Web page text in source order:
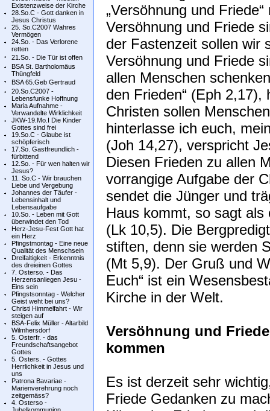
Existenzweise der Kirche
28.So.C - Gott danken in
Jesus Christus
25. So.C2007 Wahres
Vermögen
24.So. - Das Verlorene
retten
21.So. - Die Tür ist offen
BSA St. Bartholomäus
Thüngfeld
BSA 65.Geb Gertraud
20.So.C2007 -
Lebensfunke Hoffnung
Maria Aufnahme -
Verwandelte Wirklichkeit
JKW-19.Mo.I Die Kinder
Gottes sind frei
19.So.C - Glaube ist
schöpferisch
17.So. Gastfreundlich -
fürbittend
12.So. - Für wen halten wir
Jesus?
11. So.C - Wir brauchen
Liebe und Vergebung
Johannes der Täufer -
Lebensinhalt und
Lebensaufgabe
10.So. - Leben mit Gott
überwindet den Tod
Herz-Jesu-Fest Gott hat
ein Herz
Pfingstmontag - Eine neue
Qualität des Menschsein
Dreifaltigkeit - Erkenntnis
des dreieinen Gottes
7. Osterso. - Das
Herzensanliegen Jesu -
Eins sein
Pfingstsonntag - Welcher
Geist weht bei uns?
Christi Himmelfahrt - Wir
steigen auf
BSA-Felix Müller - Altarbild
Wilmhersdorf
5. Osterfr. - das
Freundschaftsangebot
Gottes
5. Osters. - Gottes
Herrlichkeit in Jesus und
uns
Patrona Bavariae -
Marienverehrung noch
zeitgemäss?
4. Osterso -
„Versöhnung und
Versöhnung und Friede
der Fastenzeit sollen wir
Versöhnung und Friede
allen Menschen
den Frieden“ (Eph
Christen sollen
hinterlasse ich euch,
(Joh 14,27), verspricht
Diesen Frieden zu allen
vorrangige Aufgabe der
sendet die Jünger und
Haus kommt, so sagt als
(Lk 10,5). Die
stiften, denn sie werden
(Mt 5,9). Der Gruß und
Euch“ ist ein
Kirche in der Welt.
Versöhnung und
kommen
Es ist derzeit sehr
Friede Gedanken zu